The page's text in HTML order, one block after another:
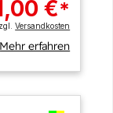
€*
Versandkosten
Mehr erfahren